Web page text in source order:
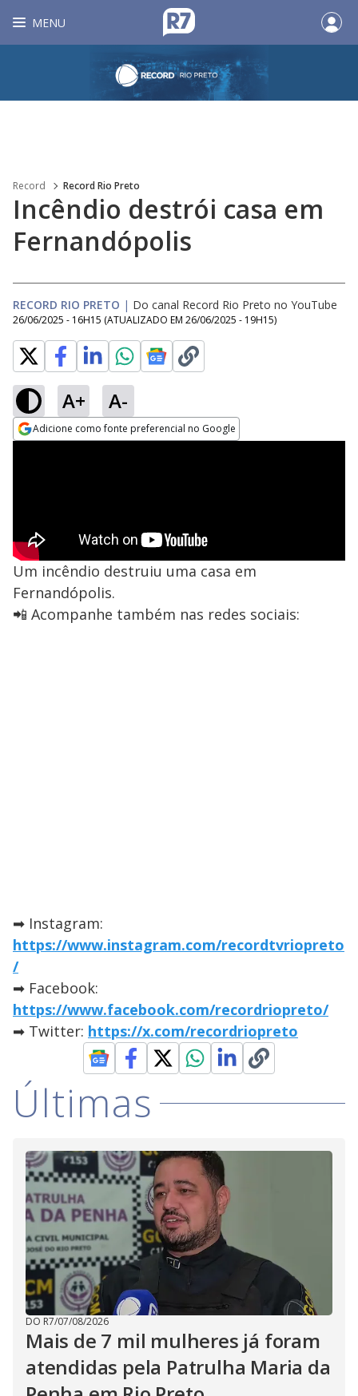
MENU
Record Record Rio Preto
Incêndio destrói casa em
Fernandópolis
RECORD RIO PRETO | Do canal Record Rio Preto no YouTube
26/06/2025 - 16H15 (ATUALIZADO EM 26/06/2025 - 19H15)
A+ A-
Adicione como fonte preferencial no Google
Um incêndio destruiu uma casa em
Fernandópolis.
📲 Acompanhe também nas redes sociais:
➡ Instagram:
https://www.instagram.com/recordtvriopreto
/
➡ Facebook:
https://www.facebook.com/recordriopreto/
➡ Twitter: https://x.com/recordriopreto
Últimas
DO R7/07/08/2026
Mais de 7 mil mulheres já foram
atendidas pela Patrulha Maria da